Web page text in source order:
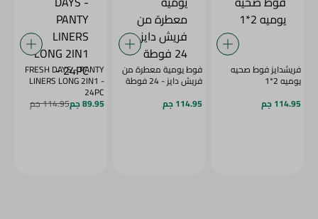
فريشدايز فوط صحيه
يوميه 2*1
114.95 جم
فوط يومية معطرة من
فريش دايز - 24 فوطة
114.95 جم
FRESH DAYS - PANTY
LINERS LONG 2IN1 -
24PC
89.95 جم 114.95 جم